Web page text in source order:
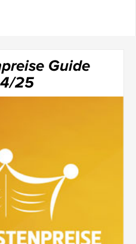
Guide
25